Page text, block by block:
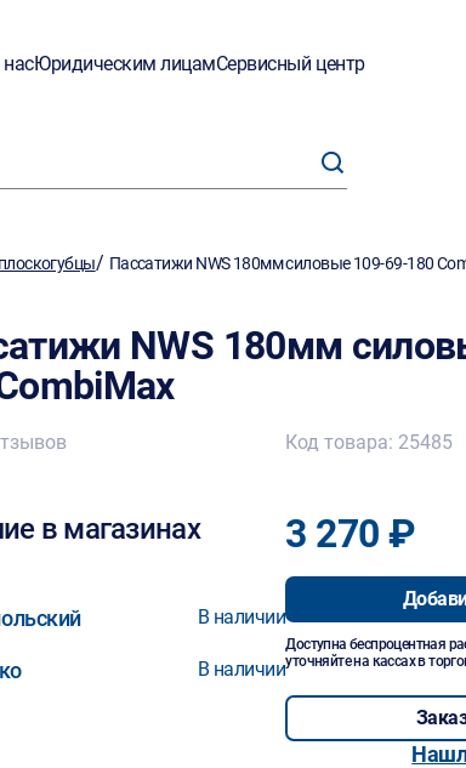
Юридическим лицамСервисный центр
/ Пассатижи NWS 180мм силовые 109-69-180
NWS 180мм
в магазинах
В наличии
В наличии
Код товара: 25485
3 270 ₽
Доступна беспроцентная
уточняйте на кассах в